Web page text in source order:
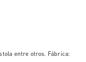
entre otros. Fábrica: